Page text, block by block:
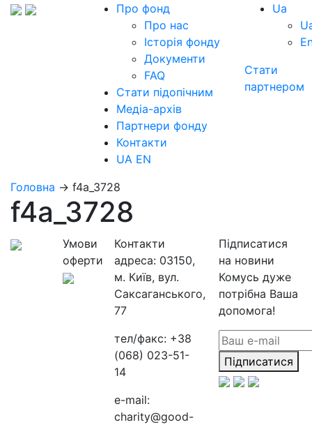
Про фонд
Про нас
Історія фонду
Документи
FAQ
Стати підопічним
Медіа-архів
Партнери фонду
Контакти
UA EN
Ua
Стати
партнером
Головна → f4a_3728
f4a_3728
Умови
оферти
Контакти
адреса: 03150,
м. Київ, вул.
Саксаганського,
77
тел/факс: +38
(068) 023-51-
14
e-mail:
charity@good-
Підписатися
на новини
Комусь дуже
потрібна Ваша
допомога!
Підписатися